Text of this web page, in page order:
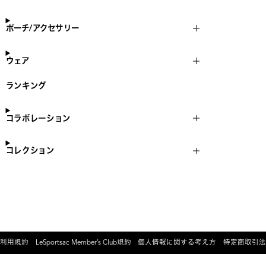
ポーチ/アクセサリー
ウェア
ランキング
コラボレーション
コレクション
利用規約 LeSportsac Member’s Club規約 個人情報に関する考え方 特定商取引